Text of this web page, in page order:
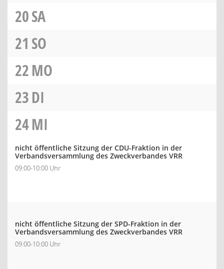
20SA
21 SO
22MO
23DI
24MI
nicht öffentliche Sitzung der CDU-Fraktion in der
Verbandsversammlung des Zweckverbandes VRR
09:00-10:00 Uhr
nicht öffentliche Sitzung der SPD-Fraktion in der
Verbandsversammlung des Zweckverbandes VRR
09:00-10:00 Uhr